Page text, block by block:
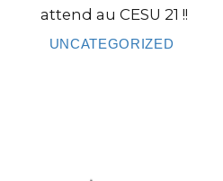
attend au CESU 21 !!
UNCATEGORIZED